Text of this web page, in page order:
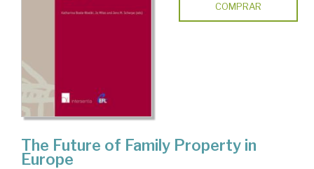
COMPRAR
The Future of Family Property in
Europe